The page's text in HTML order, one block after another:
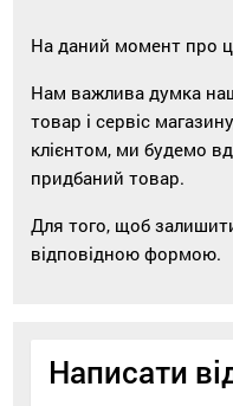
На даний момент про
Нам важлива думка
товар і сервіс
клієнтом, ми будемо
придбаний товар.
Для того, щоб
відповідною формою.
Написати